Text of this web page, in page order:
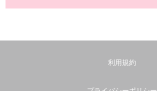
利用規約